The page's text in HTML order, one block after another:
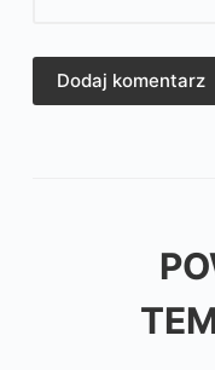
Dodaj komentarz